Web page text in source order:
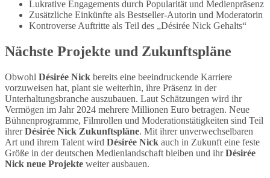
Lukrative Engagements durch Popularität und Medienpräsenz
Zusätzliche Einkünfte als Bestseller-Autorin und Moderatorin
Kontroverse Auftritte als Teil des „Désirée Nick Gehalts“
Nächste Projekte und Zukunftspläne
Obwohl Désirée Nick bereits eine beeindruckende Karriere
vorzuweisen hat, plant sie weiterhin, ihre Präsenz in der
Unterhaltungsbranche auszubauen. Laut Schätzungen wird ihr
Vermögen im Jahr 2024 mehrere Millionen Euro betragen. Neue
Bühnenprogramme, Filmrollen und Moderationstätigkeiten sind Teil
ihrerDésirée Nick Zukunftspläne. Mit ihrer unverwechselbaren
Art und ihrem Talent wird Désirée Nick auch in Zukunft eine feste
Größe in der deutschen Medienlandschaft bleiben und ihrDésirée
Nick neue Projekte weiter ausbauen.